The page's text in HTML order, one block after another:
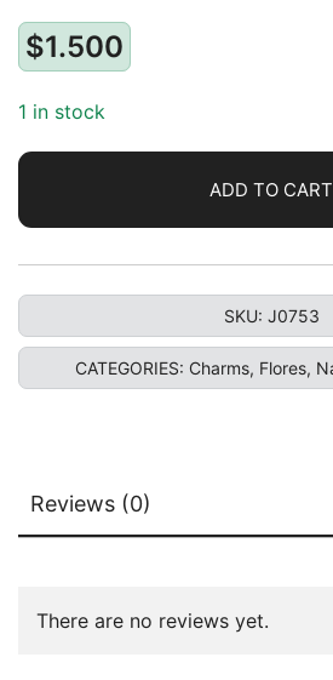
$1.500
1 in stock
ADD TO CART
SKU: J0753
CATEGORIES: Charms, Flores,
Reviews (0)
There are no reviews yet.